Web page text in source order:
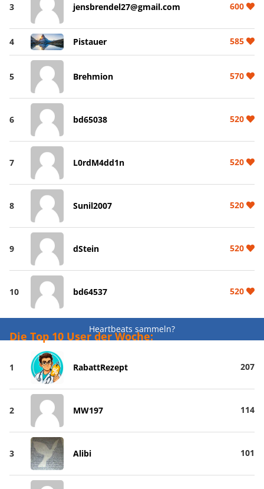
3 jensbrendel27@gmail.com 600
4 Pistauer 585
5 Brehmion 570
6 bd65038 520
7 L0rdM4dd1n 520
8 Sunil2007 520
9 dStein 520
10 bd64537 520
Heartbeats sammeln?
Die Top 10 User der Woche:
1 RabattRezept 207
2 MW197 114
3 Alibi 101